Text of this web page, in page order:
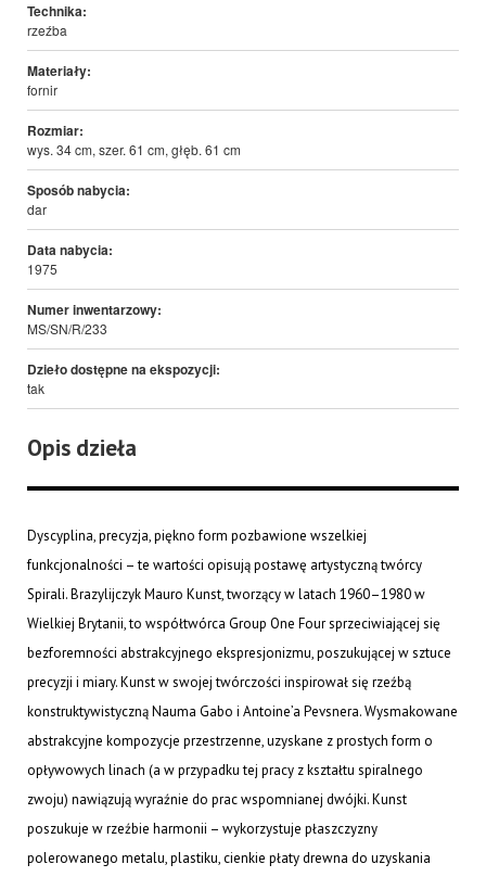
Technika:
rzeźba
Materiały:
fornir
Rozmiar:
wys. 34 cm, szer. 61 cm, głęb. 61 cm
Sposób nabycia:
dar
Data nabycia:
1975
Numer inwentarzowy:
MS/SN/R/233
Dzieło dostępne na ekspozycji:
tak
Opis dzieła
Dyscyplina, precyzja, piękno form pozbawione wszelkiej
funkcjonalności – te wartości opisują postawę artystyczną twórcy
Spirali. Brazylijczyk Mauro Kunst, tworzący w latach 1960–1980 w
Wielkiej Brytanii, to współtwórca Group One Four sprzeciwiającej się
bezforemności abstrakcyjnego ekspresjonizmu, poszukującej w sztuce
precyzji i miary. Kunst w swojej twórczości inspirował się rzeźbą
konstruktywistyczną Nauma Gabo i Antoine’a Pevsnera. Wysmakowane
abstrakcyjne kompozycje przestrzenne, uzyskane z prostych form o
opływowych linach (a w przypadku tej pracy z kształtu spiralnego
zwoju) nawiązują wyraźnie do prac wspomnianej dwójki. Kunst
poszukuje w rzeźbie harmonii – wykorzystuje płaszczyzny
polerowanego metalu, plastiku, cienkie płaty drewna do uzyskania